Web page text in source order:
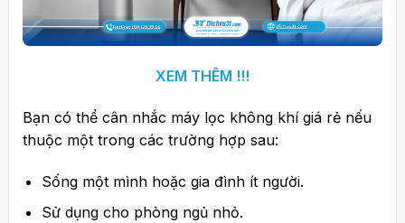
XEM THÊM !!!
Bạn có thể cân nhắc máy lọc không khí giá rẻ nếu
thuộc một trong các trường hợp sau:
Sống một mình hoặc gia đình ít người.
Sử dụng cho phòng ngủ nhỏ.